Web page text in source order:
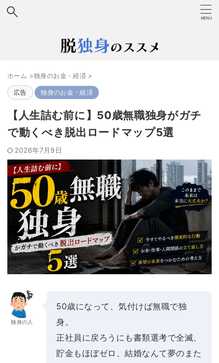
ホーム >独身のお金・経済 >
広告 独身のお金・経済
【人生詰む前に】50歳無職独身がガチ
で動くべき脱出ロードマップ5選
2026年7月9日
独身の人
50歳になって、気付けば無職で独
身。
正社員に戻ろうにも書類選考で全滅、
貯金もほぼゼロ、結婚なんて夢のまた